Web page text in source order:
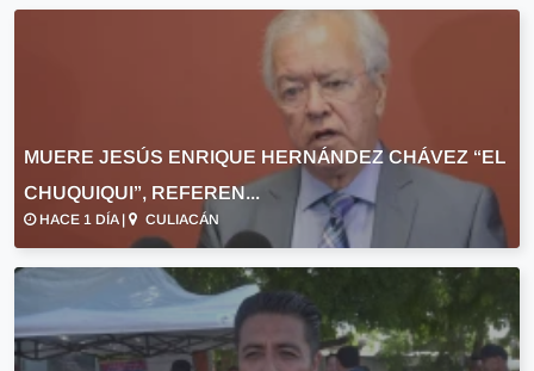
MUERE JESÚS ENRIQUE HERNÁNDEZ CHÁVEZ “EL
CHUQUIQUI”, REFEREN...
HACE 1 DÍA | CULIACÁN